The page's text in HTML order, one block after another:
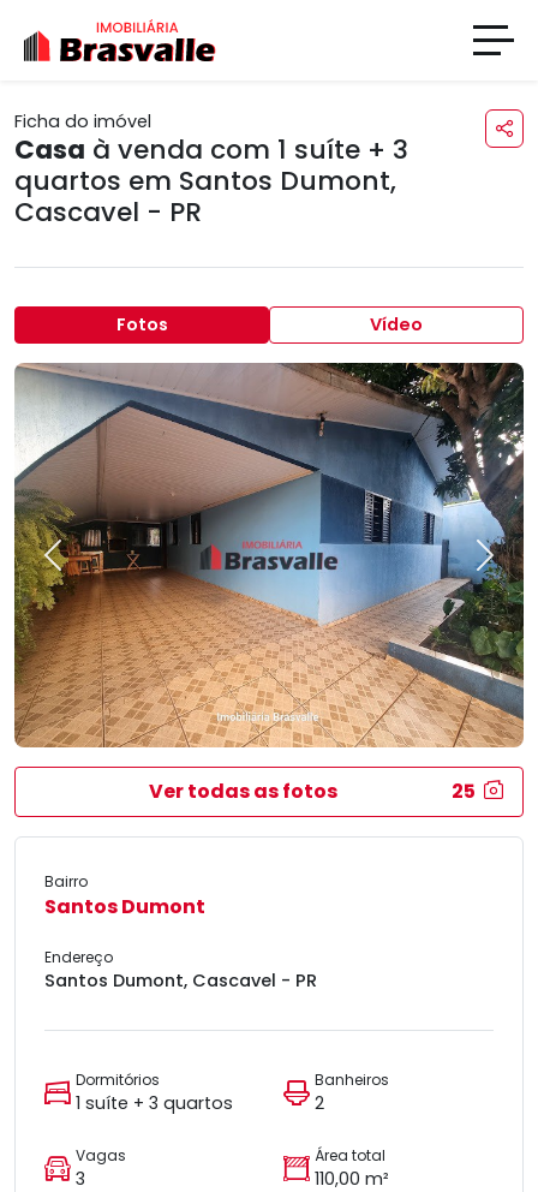
Ficha do imóvel
Casa à venda com 1 suíte + 3
quartos em Santos Dumont,
Cascavel - PR
Fotos Vídeo
Previous Next
Ver todas as fotos 25
Bairro
Santos Dumont
Endereço
Santos Dumont, Cascavel - PR
Dormitórios
1 suíte + 3 quartos
Banheiros
2
Vagas
3
Área total
110,00 m²